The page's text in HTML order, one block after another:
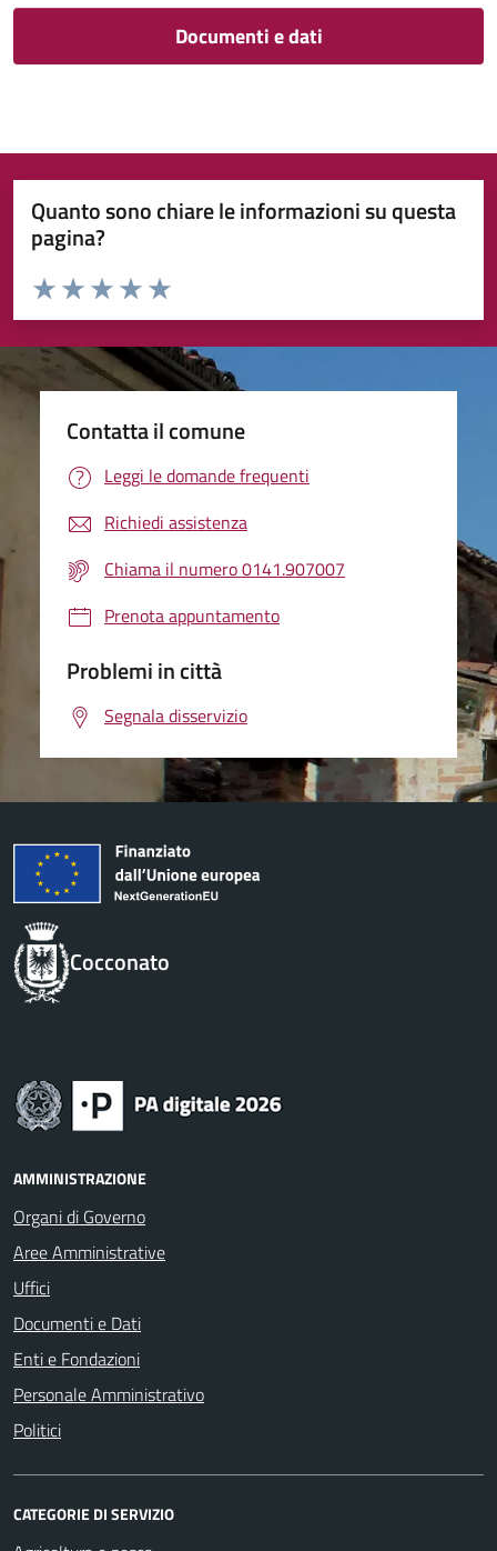
Documenti e dati
Quanto sono chiare le informazioni su questa
pagina?
Valuta da 1 a 5 stelle la pagina
Valuta 5 stelle su 5
Valuta 4 stelle su 5
Valuta 3 stelle su 5
Valuta 2 stelle su 5
Valuta 1 stelle su 5
Contatta il comune
Leggi le domande frequenti
Richiedi assistenza
Chiama il numero 0141.907007
Prenota appuntamento
Problemi in città
Segnala disservizio
Cocconato
AMMINISTRAZIONE
Organi di Governo
Aree Amministrative
Uffici
Documenti e Dati
Enti e Fondazioni
Personale Amministrativo
Politici
CATEGORIE DI SERVIZIO